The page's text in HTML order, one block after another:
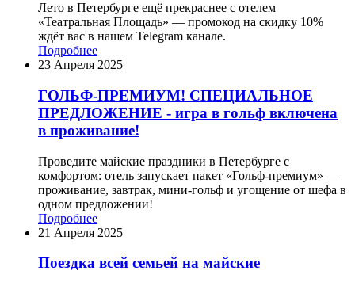
Лето в Петербурге ещё прекраснее с отелем
«Театральная Площадь» — промокод на скидку 10%
ждёт вас в нашем Telegram канале.
Подробнее
23 Апреля 2025
ГОЛЬФ-ПРЕМИУМ! СПЕЦИАЛЬНОЕ
ПРЕДЛОЖЕНИЕ - игра в гольф включена
в проживание!
Проведите майские праздники в Петербурге с
комфортом: отель запускает пакет «Гольф-премиум» —
проживание, завтрак, мини-гольф и угощение от шефа в
одном предложении!
Подробнее
21 Апреля 2025
Поездка всей семьей на майские